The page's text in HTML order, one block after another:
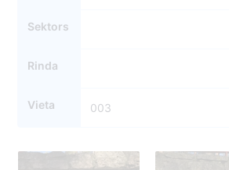
Sektors
Rinda
Vieta 003